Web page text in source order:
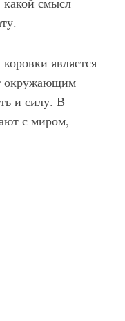
является
окружающим
и силу. В
с миром,